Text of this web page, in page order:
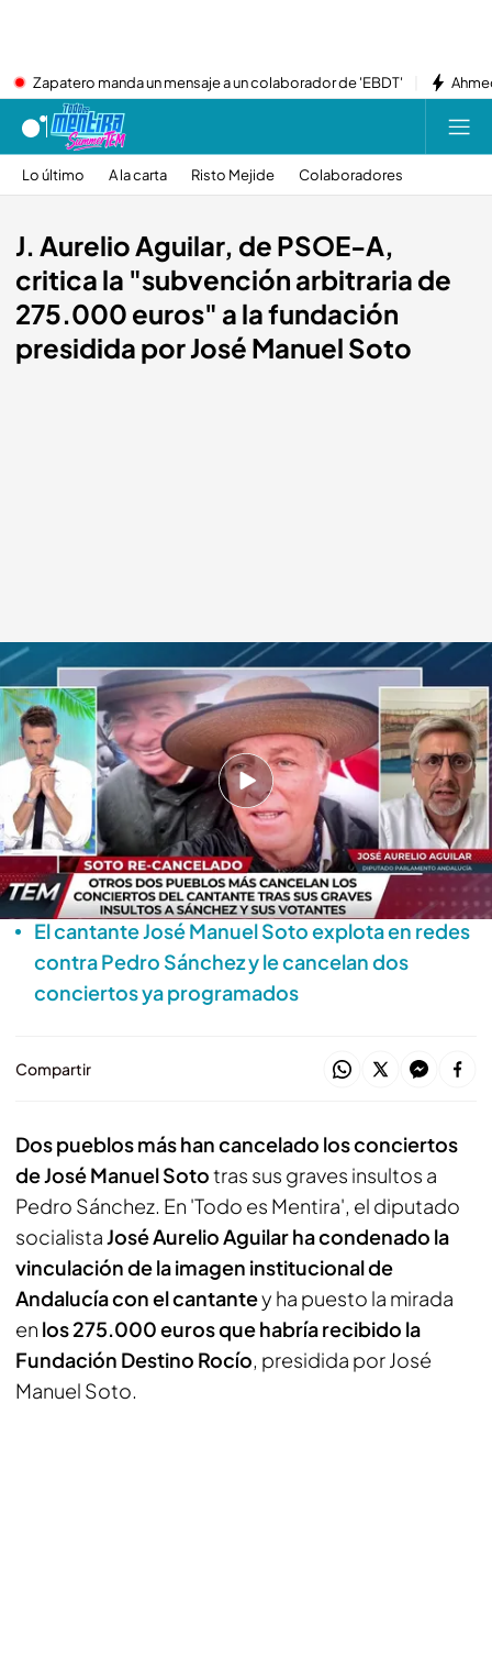
Zapatero manda un mensaje a un colaborador de 'EBDT'
Lo último A la carta Risto Mejide Colaboradores
J. Aurelio Aguilar, de PSOE-A,
critica la "subvención arbitraria de
275.000 euros" a la fundación
presidida por José Manuel Soto
J. Aurelio Aguilar, de PSOE-A, critica la "subvención arbitraria de 275.000
euros" a la fundación presidida por José Manuel Soto
cuatro.com
23 AGO 2023 - 18:31h.
Ver todos los programas de 'Todo es mentira'
José Manuel Soto tras insultar a Sánchez: El de
Utrera puede ser mi último concierto
El cantante José Manuel Soto explota en redes
contra Pedro Sánchez y le cancelan dos
conciertos ya programados
Compartir
Dos pueblos más han cancelado los conciertos
de José Manuel Sototras sus graves insultos a
Pedro Sánchez. En 'Todo es Mentira', el diputado
socialistaJosé Aurelio Aguilar ha condenado la
vinculación de la imagen institucional de
Andalucía con el cantantey ha puesto la mirada
en los 275.000 euros que habría recibido la
Fundación Destino Rocío, presidida por José
Manuel Soto.